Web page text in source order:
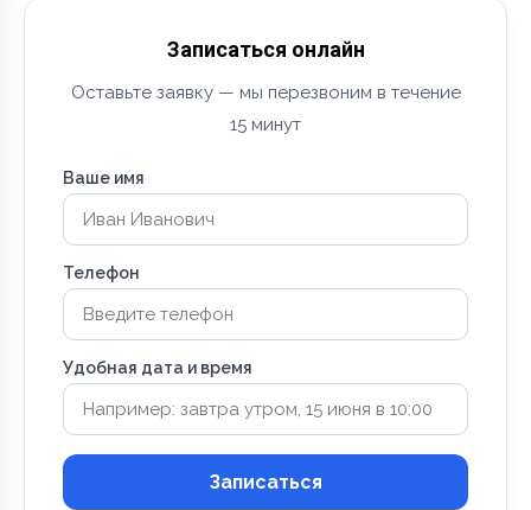
Записаться онлайн
Оставьте заявку — мы перезвоним в течение
15 минут
Ваше имя
Телефон
Удобная дата и время
Записаться